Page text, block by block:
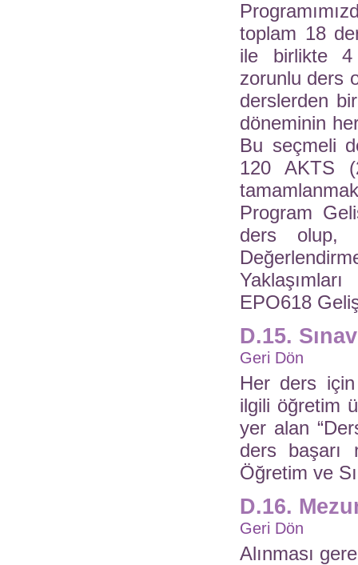
toplam 18
ile birlikte 4
zorunlu ders
derslerden
döneminin
Bu seçmeli
120 AKTS
Program
ders olup,
EPO618
D.15.
Geri Dön
Her ders
ilgili öğretim
yer alan
ders başarı
Öğretim ve
D.16.
Geri Dön
Alınması